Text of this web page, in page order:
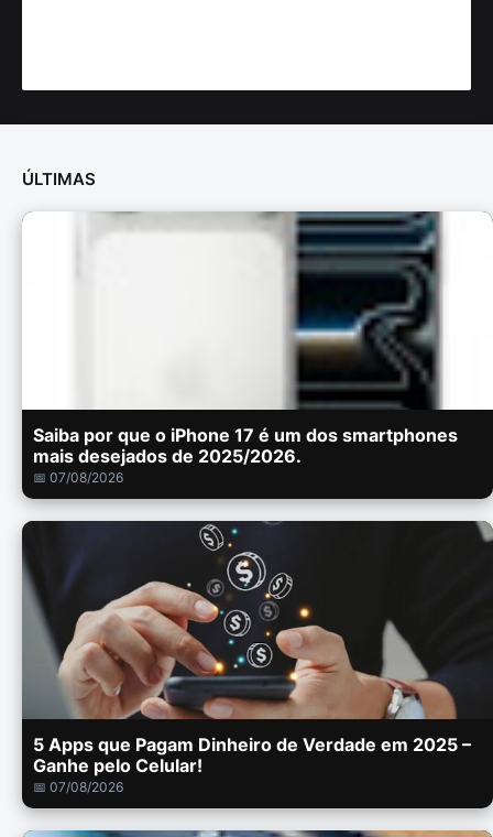
ÚLTIMAS
Saiba por que o iPhone 17 é um dos smartphones
mais desejados de 2025/2026.
📅 07/08/2026
5 Apps que Pagam Dinheiro de Verdade em 2025 –
Ganhe pelo Celular!
📅 07/08/2026